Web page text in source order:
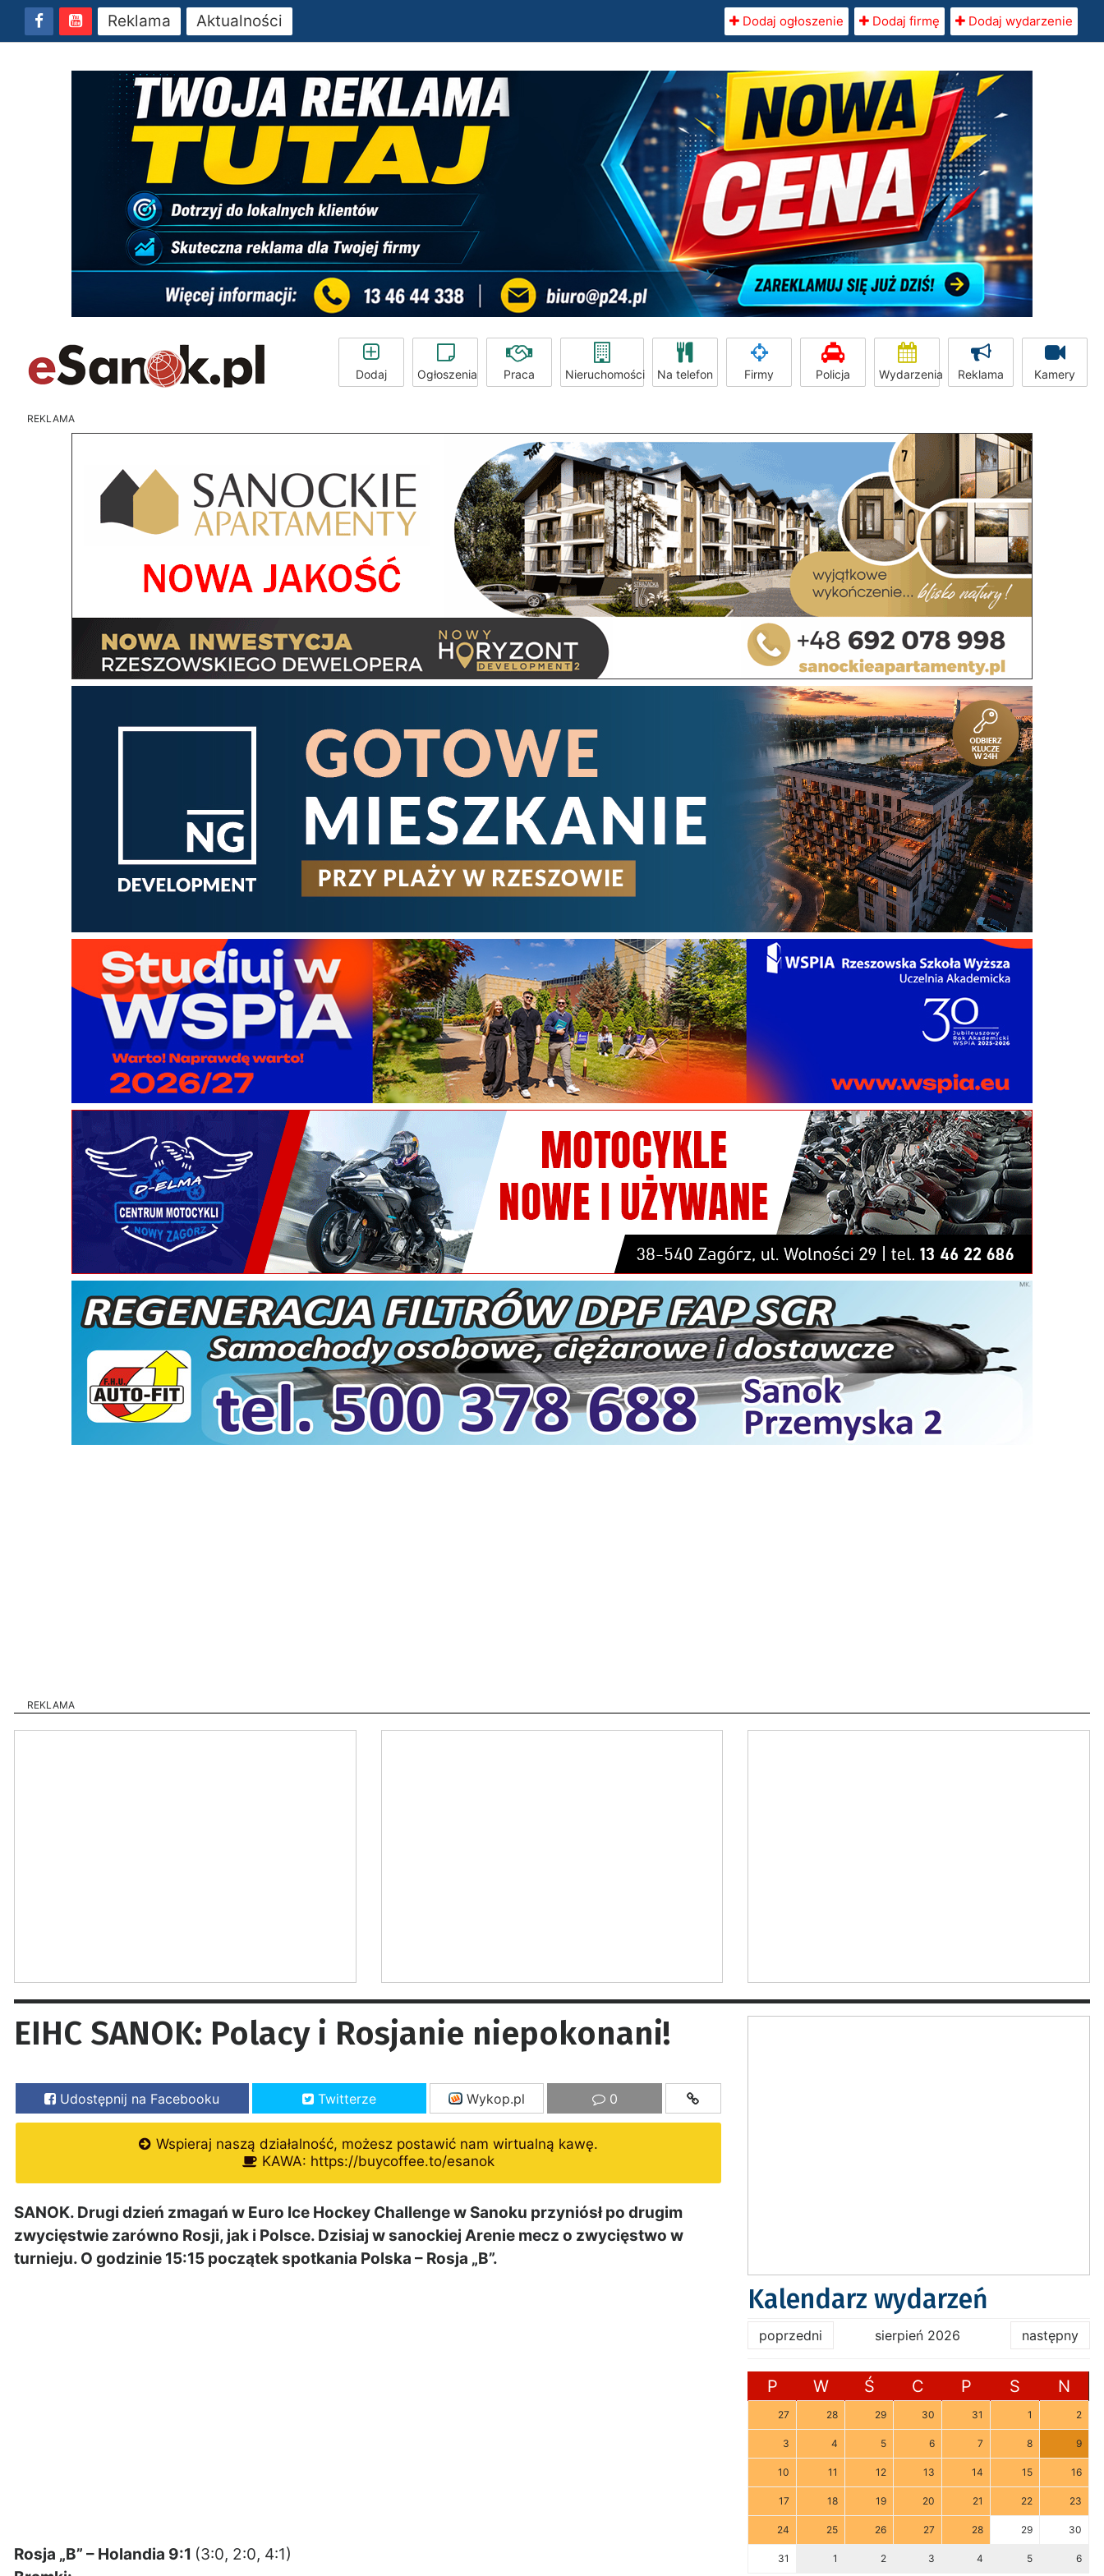
Reklama Aktualności Dodaj ogłoszenie Dodaj firmę Dodaj wydarzenie
Dodaj Ogłoszenia Praca Nieruchomości Na telefon Firmy Policja Wydarzenia Reklama Kamery
REKLAMA
REKLAMA
EIHC SANOK: Polacy i Rosjanie niepokonani!
Udostępnij na Facebooku Twitterze Wykop.pl 0
Wspieraj naszą działalność, możesz postawić nam wirtualną kawę.
KAWA: https://buycoffee.to/esanok
SANOK. Drugi dzień zmagań w Euro Ice Hockey Challenge w Sanoku przyniósł po drugim
zwycięstwie zarówno Rosji, jak i Polsce. Dzisiaj w sanockiej Arenie mecz o zwycięstwo w
turnieju. O godzinie 15:15 początek spotkania Polska – Rosja „B”.
Rosja „B” – Holandia 9:1 (3:0, 2:0, 4:1)
Kalendarz wydarzeń
poprzedni sierpień 2026 następny
P W Ś C P S N
27 28 29 30 31 1 2
3 4 5 6 7 8 9
10 11 12 13 14 15 16
17 18 19 20 21 22 23
24 25 26 27 28 29 30
31 1 2 3 4 5 6